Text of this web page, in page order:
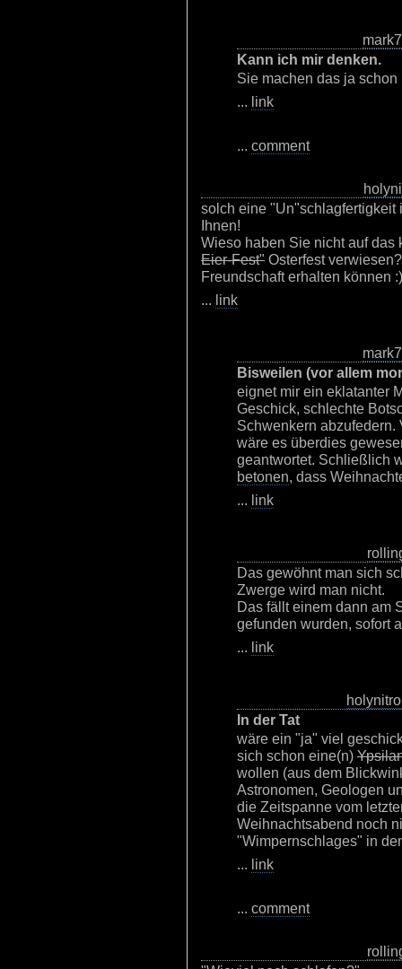
Kann ich mir denken.
Sie machen das ja
... link
... comment
solch eine "Un"schlagfertigkeit
Ihnen!
Wieso haben Sie nicht auf
Eier-Fest" Osterfest
Freundschaft erhalten können :)
... link
Bisweilen (vor allem
eignet mir ein eklatanter
Geschick, schlechte
Schwenkern
wäre es überdies
geantwortet. Schließlich
betonen, dass
... link
Das gewöhnt man sich
Zwerge wird man nicht.
Das fällt einem dann am
gefunden wurden, sofort
... link
holynitro
In der Tat
wäre ein "ja" viel
sich schon eine(n)
wollen (aus dem
Astronomen, Geologen
die Zeitspanne vom
Weihnachtsabend noch
"Wimpernschlages" in
... link
... comment